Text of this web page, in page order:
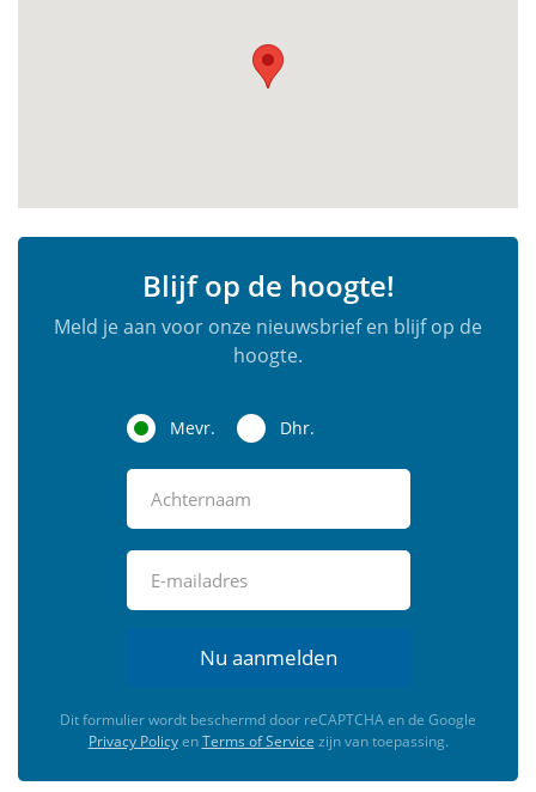
Blijf op de hoogte!
Meld je aan voor onze nieuwsbrief en blijf op de
hoogte.
Mevr. Dhr.
Nu aanmelden
Dit formulier wordt beschermd door reCAPTCHA en de Google
Privacy PolicyenTerms of Service zijn van toepassing.